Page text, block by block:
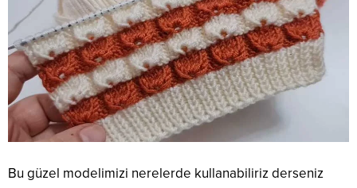
Bu güzel modelimizi nerelerde kullanabiliriz derseniz